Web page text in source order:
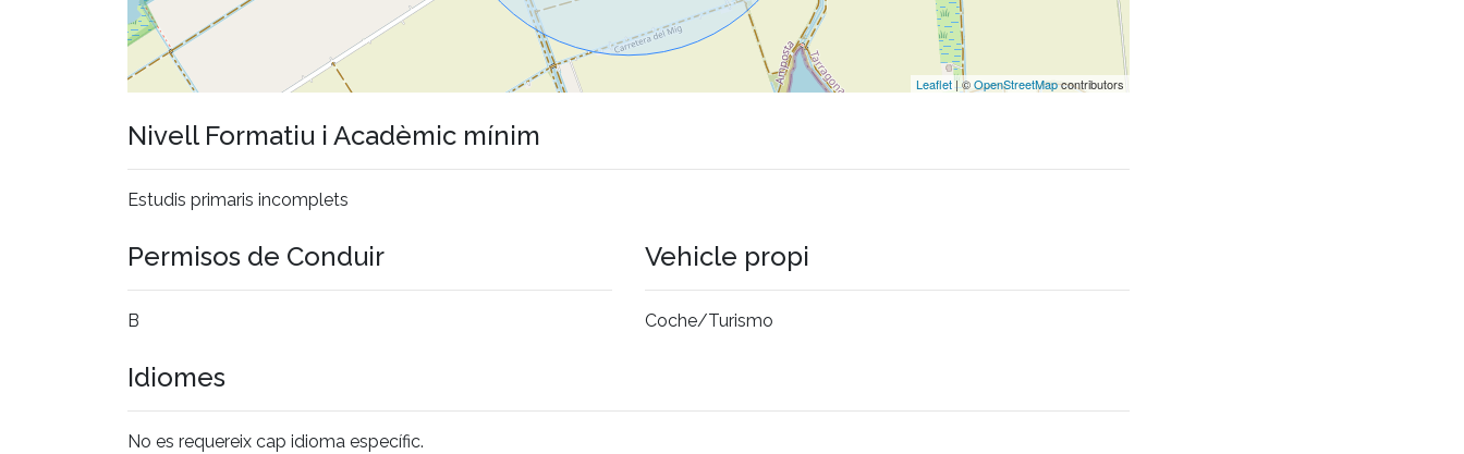
Leaflet| ©OpenStreetMapcontributors
Nivell Formatiu i Acadèmic mínim
Estudis primaris incomplets
Permisos de Conduir
B
Vehicle propi
Coche/Turismo
Idiomes
No es requereix cap idioma específic.